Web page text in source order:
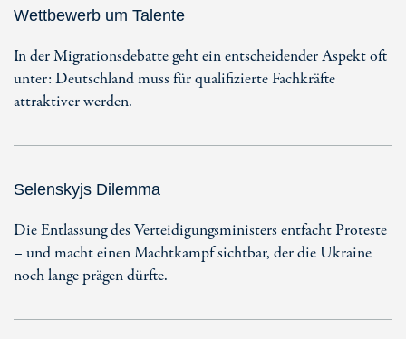
Wettbewerb um Talente
In der Migrationsdebatte geht ein entscheidender Aspekt oft
unter: Deutschland muss für qualifizierte Fachkräfte
attraktiver werden.
Selenskyjs Dilemma
Die Entlassung des Verteidigungsministers entfacht Proteste
– und macht einen Machtkampf sichtbar, der die Ukraine
noch lange prägen dürfte.